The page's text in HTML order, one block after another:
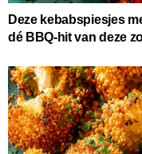
Deze kebabspiesjes
dé BBQ-hit van deze